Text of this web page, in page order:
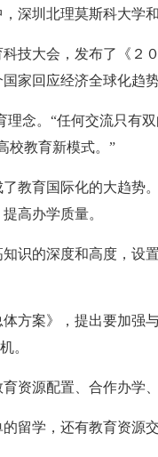
深圳北理莫斯科大学
技大会，发布了《２
家回应经济全球化趋势
念。“任何交流只有
校教育新模式。”
教育国际化的大趋势
高办学质量。
识的深度和高度，设
方案》，提出要加强
。
资源配置、合作办学、
留学，还有教育资源交